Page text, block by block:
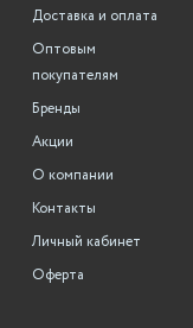
Доставка и оплата
Оптовым
покупателям
Бренды
Акции
О компании
Контакты
Личный кабинет
Оферта